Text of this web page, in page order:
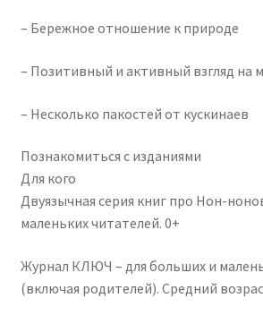
– Бережное отношение к природе
– Позитивный и активный взгляд на
– Несколько пакостей от кускинаев
Познакомиться с изданиями
Для кого
Двуязычная серия книг про Нон-
маленьких читателей. 0+
Журнал КЛЮЧ – для больших и
(включая родителей). Средний